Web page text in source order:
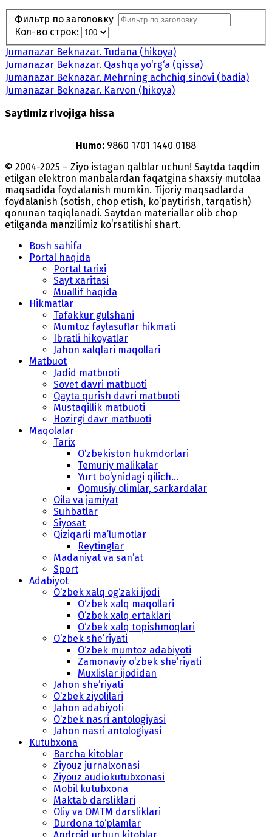
Фильтр по заголовку
Кол-во строк:
Jumanazar Beknazar. Tudana (hikoya)
Jumanazar Beknazar. Qashqa yo‘rg‘a (qissa)
Jumanazar Beknazar. Mehrning achchiq sinovi (badia)
Jumanazar Beknazar. Karvon (hikoya)
Saytimiz rivojiga hissa
Humo: 9860 1701 1440 0188
© 2004-2025 – Ziyo istagan qalblar uchun! Saytda taqdim
etilgan elektron manbalardan faqatgina shaxsiy mutolaa
maqsadida foydalanish mumkin. Tijoriy maqsadlarda
foydalanish (sotish, chop etish, ko‘paytirish, tarqatish)
qonunan taqiqlanadi. Saytdan materiallar olib chop
etilganda manzilimiz koʻrsatilishi shart.
Bosh sahifa
Portal haqida
Portal tarixi
Sayt xaritasi
Muallif haqida
Hikmatlar
Tafakkur gulshani
Mumtoz faylasuflar hikmati
Ibratli hikoyatlar
Jahon xalqlari maqollari
Matbuot
Jadid matbuoti
Sovet davri matbuoti
Qayta qurish davri matbuoti
Mustaqillik matbuoti
Hozirgi davr matbuoti
Maqolalar
Tarix
O‘zbekiston hukmdorlari
Temuriy malikalar
Yurt bo‘ynidagi qilich...
Qomusiy olimlar, sarkardalar
Oila va jamiyat
Suhbatlar
Siyosat
Qiziqarli ma’lumotlar
Reytinglar
Madaniyat va san’at
Sport
Adabiyot
O‘zbek xalq og‘zaki ijodi
O‘zbek xalq maqollari
O‘zbek xalq ertaklari
O‘zbek xalq topishmoqlari
O‘zbek she’riyati
O‘zbek mumtoz adabiyoti
Zamonaviy o‘zbek she’riyati
Muxlislar ijodidan
Jahon she’riyati
O‘zbek ziyolilari
Jahon adabiyoti
O‘zbek nasri antologiyasi
Jahon nasri antologiyasi
Kutubxona
Barcha kitoblar
Ziyouz jurnalxonasi
Ziyouz audiokutubxonasi
Mobil kutubxona
Maktab darsliklari
Oliy va OMTM darsliklari
Durdona to‘plamlar